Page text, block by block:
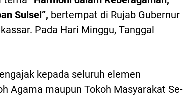
Sulsel”, bertempat di Rujab Gubernur
Pada Hari Minggu, Tanggal
kepada seluruh elemen
Agama maupun Tokoh Masyarakat Se-